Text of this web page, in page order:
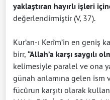
yaklaştıran hayırlı işleri
değerlendirmiştir (V, 37).
Kur’an-ı Kerîm’in en geniş
birr, “Allah’a karşı saygılı
kelimesiyle paralel ve ona
günah anlamına gelen ism
fücûrun karşıtı olarak